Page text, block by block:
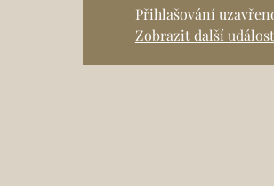
Přihlašování
Zobrazit další